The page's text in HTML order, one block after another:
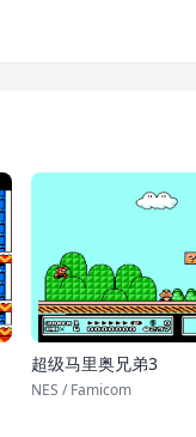
超级马里奥兄弟3
NES / Famicom